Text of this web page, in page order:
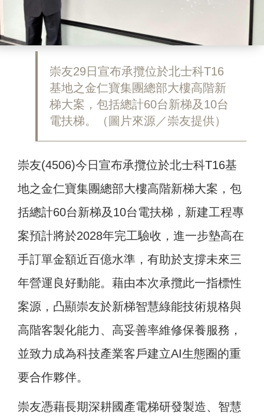
崇友29日宣布承攬位於北士科T16
基地之金仁寶集團總部大樓高階新
梯大案，包括總計60台新梯及10台
電扶梯。（圖片來源／崇友提供）
崇友(4506)今日宣布承攬位於北士科T16基
地之金仁寶集團總部大樓高階新梯大案，包
括總計60台新梯及10台電扶梯，新建工程專
案預計將於2028年完工驗收，進一步墊高在
手訂單金額近百億水準，有助於支撐未來三
年營運良好動能。藉由本次承攬此一指標性
案源，凸顯崇友於新梯智慧綠能技術規格與
高階客製化能力、高妥善率維修保養服務，
並致力成為科技產業客戶建立AI生態圈的重
要合作夥伴。
崇友憑藉長期深耕國產電梯研發製造、智慧